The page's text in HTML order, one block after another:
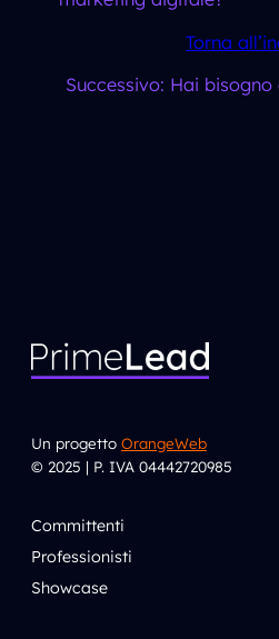
Torna
Successivo: Hai
Un progetto OrangeWeb
© 2025 | P. IVA 04442720985
Committenti
Professionisti
Showcase